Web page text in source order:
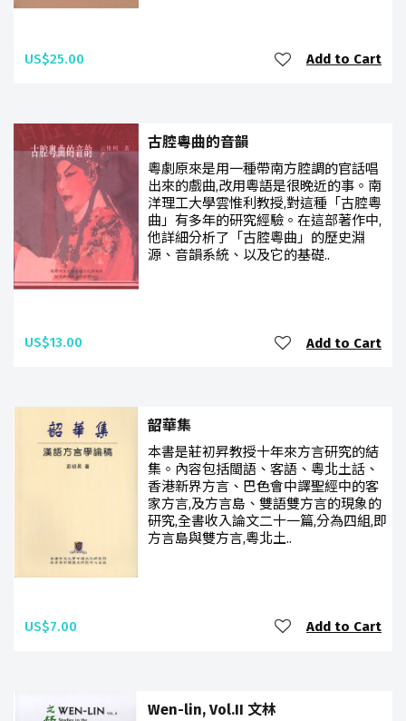
US$25.00 Add to Cart
古腔粵曲的音韻
粵劇原來是用一種帶南方腔調的官話唱
出來的戲曲,改用粵語是很晚近的事。南
洋理工大學雲惟利教授,對這種「古腔粵
曲」有多年的研究經驗。在這部著作中,
他詳細分析了「古腔粵曲」的歷史淵
源、音韻系統、以及它的基礎..
US$13.00 Add to Cart
韶華集
本書是莊初昇教授十年來方言研究的結
集。內容包括閩語、客語、粵北土話、
香港新界方言、巴色會中譯聖經中的客
家方言,及方言島、雙語雙方言的現象的
研究,全書收入論文二十一篇,分為四組,即
方言島與雙方言,粵北土..
US$7.00 Add to Cart
Wen-lin, Vol.II 文林